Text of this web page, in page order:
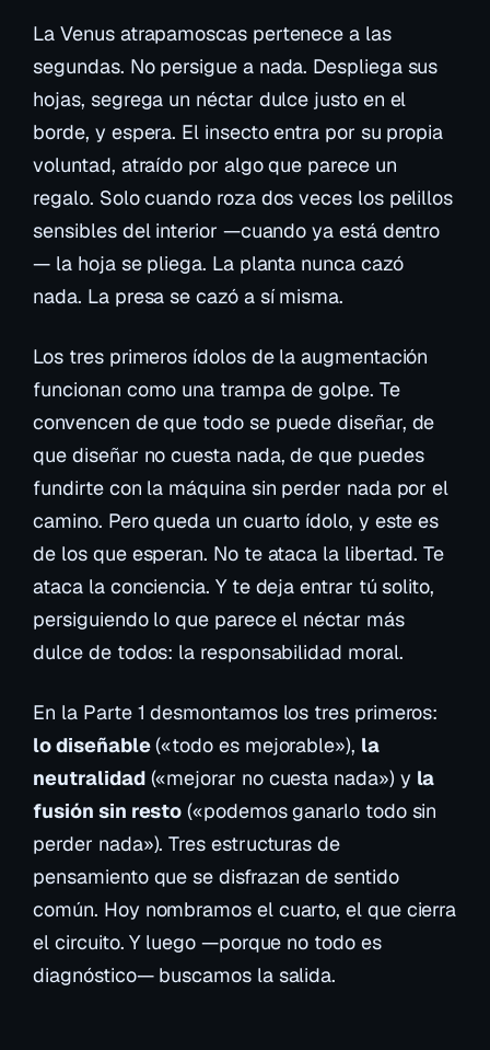
La Venus atrapamoscas pertenece a las
segundas. No persigue a nada. Despliega sus
hojas, segrega un néctar dulce justo en el
borde, y espera. El insecto entra por su propia
voluntad, atraído por algo que parece un
regalo. Solo cuando roza dos veces los pelillos
sensibles del interior —cuando ya está dentro
— la hoja se pliega. La planta nunca cazó
nada. La presa se cazó a sí misma.
Los tres primeros ídolos de la augmentación
funcionan como una trampa de golpe. Te
convencen de que todo se puede diseñar, de
que diseñar no cuesta nada, de que puedes
fundirte con la máquina sin perder nada por el
camino. Pero queda un cuarto ídolo, y este es
de los que esperan. No te ataca la libertad. Te
ataca la conciencia. Y te deja entrar tú solito,
persiguiendo lo que parece el néctar más
dulce de todos: la responsabilidad moral.
En la Parte 1 desmontamos los tres primeros:
lo diseñable(«todo es mejorable»), la
neutralidad(«mejorar no cuesta nada») y la
fusión sin resto («podemos ganarlo todo sin
perder nada»). Tres estructuras de
pensamiento que se disfrazan de sentido
común. Hoy nombramos el cuarto, el que cierra
el circuito. Y luego —porque no todo es
diagnóstico— buscamos la salida.